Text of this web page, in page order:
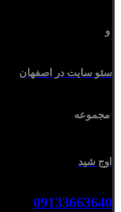
و
سئو سایت در اصفهان
مجموعه
اوج شید
09133663640